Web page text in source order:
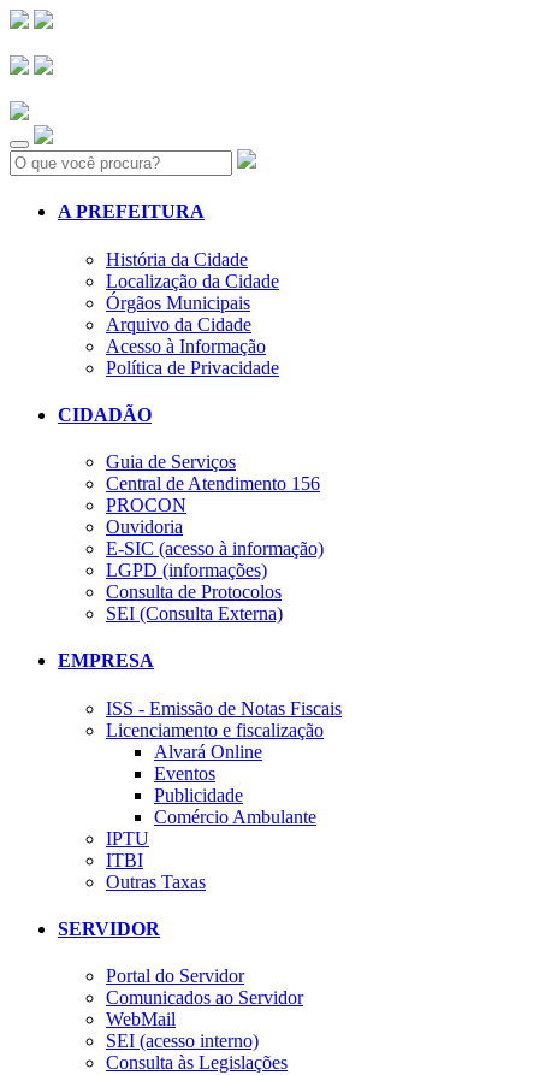
Search:
A PREFEITURA
História da Cidade
Localização da Cidade
Órgãos Municipais
Arquivo da Cidade
Acesso à Informação
Política de Privacidade
CIDADÃO
Guia de Serviços
Central de Atendimento 156
PROCON
Ouvidoria
E-SIC (acesso à informação)
LGPD (informações)
Consulta de Protocolos
SEI (Consulta Externa)
EMPRESA
ISS - Emissão de Notas Fiscais
Licenciamento e fiscalização
Alvará Online
Eventos
Publicidade
Comércio Ambulante
IPTU
ITBI
Outras Taxas
SERVIDOR
Portal do Servidor
Comunicados ao Servidor
WebMail
SEI (acesso interno)
Consulta às Legislações